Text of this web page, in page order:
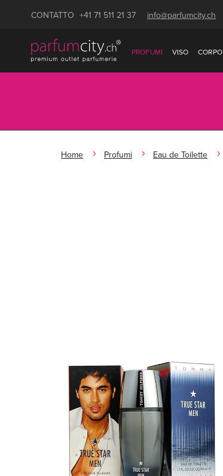
CONTATTO +41 71 511 21 37 info@parfumcity.ch
PROFUMI VISO CORPO
Home Profumi Eau de Toilette